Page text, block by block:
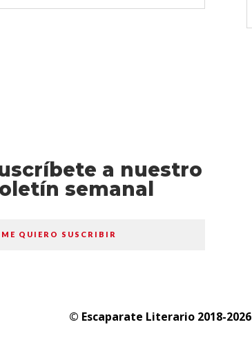
a nuestro
semanal
ME QUIERO SUSCRIBIR
© Escaparate Literario 2018-2026